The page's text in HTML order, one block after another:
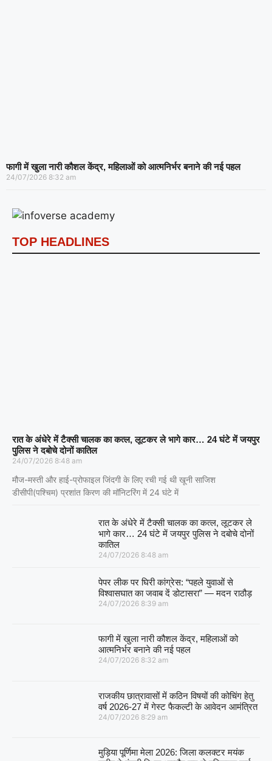
फागी में खुला नारी कौशल केंद्र, महिलाओं को आत्मनिर्भर बनाने की नई पहल
24/07/2026 8:32 am
TOP HEADLINES
रात के अंधेरे में टैक्सी चालक का कत्ल, लूटकर ले भागे कार… 24 घंटे में जयपुर
पुलिस ने दबोचे दोनों कातिल
24/07/2026 8:48 am
मौज-मस्ती और हाई-प्रोफाइल जिंदगी के लिए रची गई थी खूनी साजिश
डीसीपी(पश्चिम) प्रशांत किरण की मॉनिटरिंग में 24 घंटे में
रात के अंधेरे में टैक्सी चालक का कत्ल, लूटकर ले
भागे कार… 24 घंटे में जयपुर पुलिस ने दबोचे दोनों
कातिल
24/07/2026 8:48 am
पेपर लीक पर घिरी कांग्रेस: “पहले युवाओं से
विश्वासघात का जवाब दें डोटासरा” — मदन राठौड़
24/07/2026 8:39 am
फागी में खुला नारी कौशल केंद्र, महिलाओं को
आत्मनिर्भर बनाने की नई पहल
24/07/2026 8:32 am
राजकीय छात्रावासों में कठिन विषयों की कोचिंग हेतु
वर्ष 2026-27 में गेस्ट फैकल्टी के आवेदन आमंत्रित
24/07/2026 8:29 am
मुड़िया पूर्णिमा मेला 2026: जिला कलक्टर मयंक